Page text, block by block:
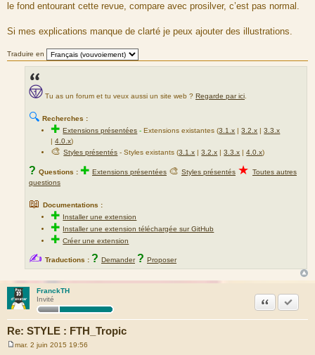
le fond entourant cette revue, compare avec prosilver, c’est pas normal.
Si mes explications manque de clarté je peux ajouter des illustrations.
Traduire en
Tu as un forum et tu veux aussi un site web ? Regarde par ici.
🔍 Recherches :
✚Extensions présentées - Extensions existantes (3.1.x |3.2.x |3.3.x
|4.0.x)
🎨Styles présentés - Styles existants (3.1.x |3.2.x |3.3.x |4.0.x)
? Questions : ✚ Extensions présentées 🎨 Styles présentés ★ Toutes autres
questions
📖 Documentations :
✚ Installer une extension
✚ Installer une extension téléchargée sur GitHub
✚Créer une extension
✍ Traductions : ? Demander ? Proposer
FranckTH
Invité
Re: STYLE : FTH_Tropic
Citation
mar. 2 juin 2015 19:56